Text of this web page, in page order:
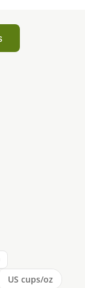
US cups/oz